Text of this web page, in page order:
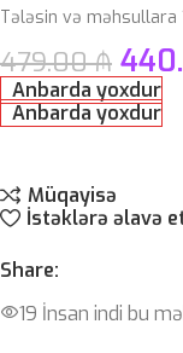
Tələsin və məhsullara
479.00₼
Anbarda yoxdur
Anbarda yoxdur
Müqayisə
İstəklərə əlavə
Share:
19 İnsan indi bu